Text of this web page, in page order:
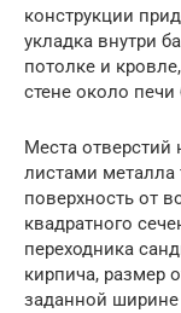
конструкции
укладка внутри
потолке и
стене около печи
Места отверстий
листами
поверхность от
квадратного
переходника
кирпича, размер
заданной